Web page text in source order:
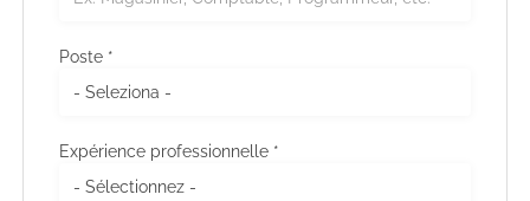
Poste *
Expérience professionnelle *